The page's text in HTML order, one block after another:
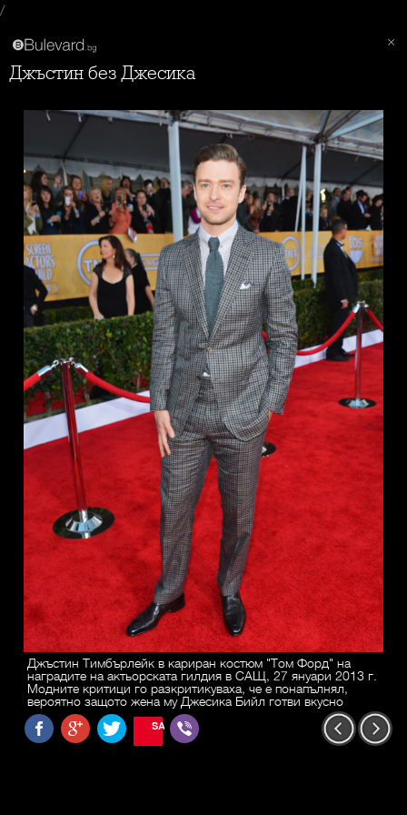
/
Джъстин без Джесика
Джъстин Тимбърлейк в кариран костюм "Том Форд" на
наградите на актьорската гилдия в САЩ, 27 януари 2013 г.
Модните критици го разкритикуваха, че е понапълнял,
вероятно защото жена му Джесика Бийл готви вкусно
SAVE